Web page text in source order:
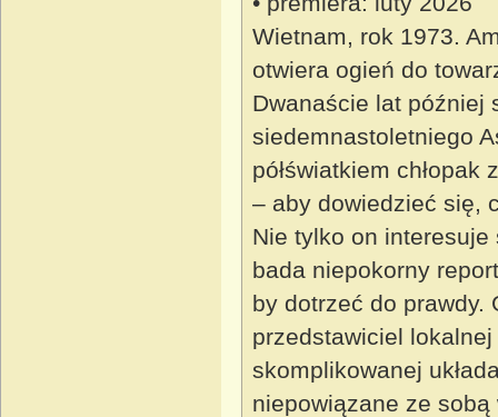
Wietnam, rok 1973.
otwiera ogień do
Dwanaście lat później
siedemnastoletniego
półświatkiem
– aby dowiedzieć się,
Nie tylko on
bada niepokorny
by dotrzeć do prawdy.
przedstawiciel
skomplikowanej
niepowiązane ze